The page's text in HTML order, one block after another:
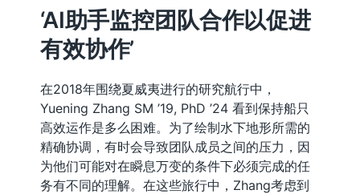
‘AI助手监控团队合作以促进
有效协作’
在2018年围绕夏威夷进行的研究航行中，
Yuening Zhang SM ’19, PhD ’24 看到保持船只
高效运作是多么困难。为了绘制水下地形所需的
精确协调，有时会导致团队成员之间的压力，因
为他们可能对在瞬息万变的条件下必须完成的任
务有不同的理解。在这些旅行中，Zhang考虑到